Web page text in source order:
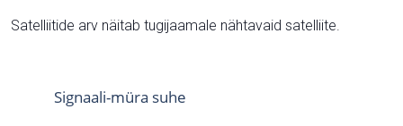
Satelliitide arv näitab tugijaamale nähtavaid satelliite.